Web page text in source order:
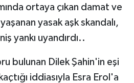
ortaya çıkan damat ve
yasak aşk skandalı,
yankı uyandırdı..
bulunan Dilek Şahin'in eşi
iddiasıyla Esra Erol'a